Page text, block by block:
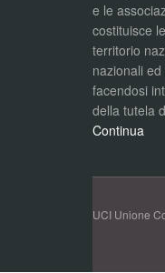
e le
costituisce
territorio
nazionali
facendosi
della tutela
Continua
UCI Unione